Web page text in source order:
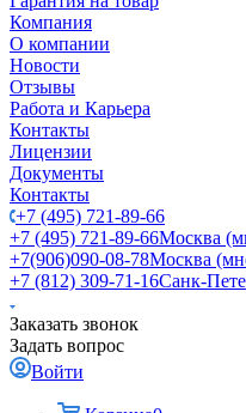
Компания
О компании
Новости
Отзывы
Работа и Карьера
Контакты
Лицензии
Документы
Контакты
+7 (495) 721-89-66
+7 (495) 721-89-66Москва
+7(906)090-08-78Москва
+7 (812) 309-71-16Санк-
Заказать звонок
Задать вопрос
Войти